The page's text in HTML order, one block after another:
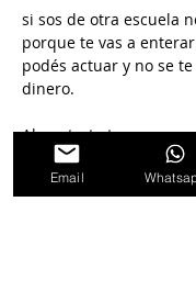
si sos de otra escuela
porque te vas a
podés actuar y no se
dinero.
Al anotarte te
y hacer material sin
sexo explícito ni
Email